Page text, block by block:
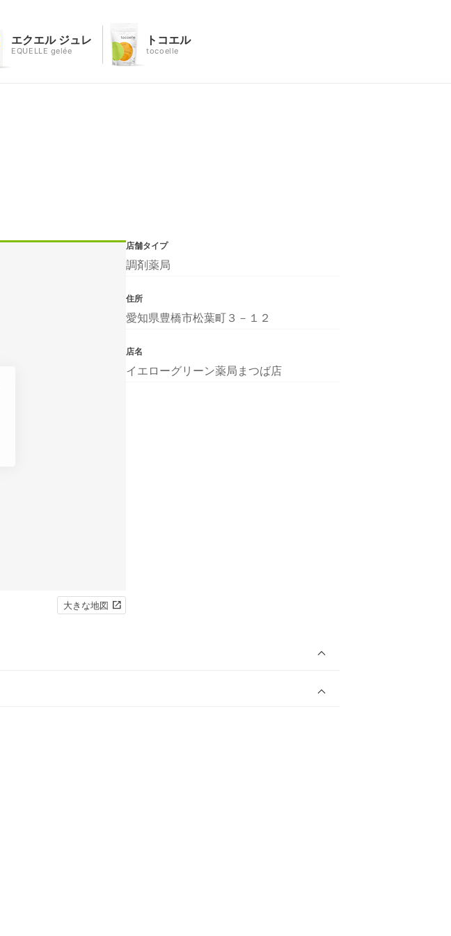
エクエル ジュレ
EQUELLE gelée
トコエル
tocoelle
大きな地図
店舗タイプ
調剤薬局
住所
愛知県豊橋市松葉町３－１２
店名
イエローグリーン薬局まつば店